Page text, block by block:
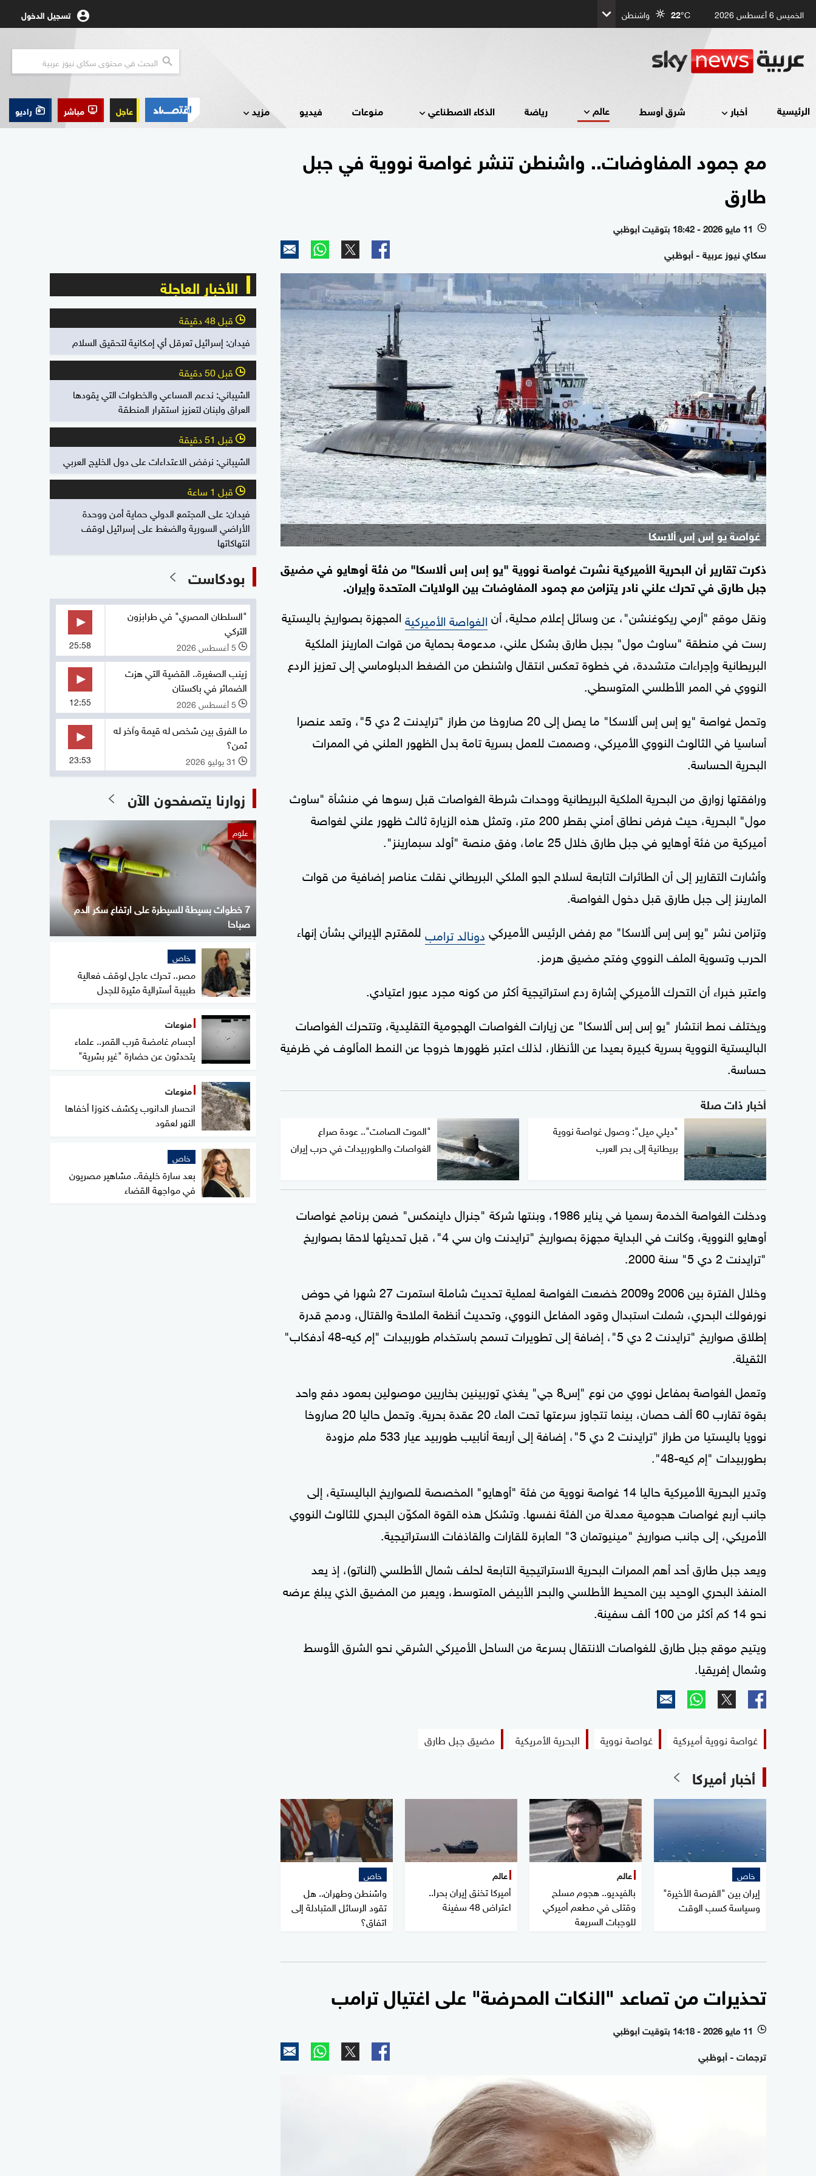
الخميس 6 أغسطس 2026 22°C واشنطن تسجيل الدخول
الرئيسية أخبار شرق أوسط عالم رياضة الذكاء الاصطناعي منوعات فيديو مزيد عاجل مباشر راديو
مع جمود المفاوضات.. واشنطن تنشر غواصة نووية في جبل
طارق
l 11 مايو 2026 - 18:42 بتوقيت أبوظبي
سكاي نيوز عربية - أبوظبي
غواصة يو إس إس ألاسكا
ذكرت تقارير أن البحرية الأميركية نشرت غواصة نووية "يو إس إس ألاسكا" من فئة أوهايو في مضيق
جبل طارق في تحرك علني نادر يتزامن مع جمود المفاوضات بين الولايات المتحدة وإيران.
ونقل موقع "أرمي ريكوغنشن"، عن وسائل إعلام محلية، أن الغواصة الأميركية المجهزة بصواريخ باليستية
رست في منطقة "ساوث مول" بجبل طارق بشكل علني، مدعومة بحماية من قوات المارينز الملكية
البريطانية وإجراءات متشددة، في خطوة تعكس انتقال واشنطن من الضغط الدبلوماسي إلى تعزيز الردع
النووي في الممر الأطلسي المتوسطي.
وتحمل غواصة "يو إس إس ألاسكا" ما يصل إلى 20 صاروخا من طراز "ترايدنت 2 دي 5"، وتعد عنصرا
أساسيا في الثالوث النووي الأميركي، وصممت للعمل بسرية تامة بدل الظهور العلني في الممرات
البحرية الحساسة.
ورافقتها زوارق من البحرية الملكية البريطانية ووحدات شرطة الغواصات قبل رسوها في منشأة "ساوث
مول" البحرية، حيث فرض نطاق أمني بقطر 200 متر، وتمثل هذه الزيارة ثالث ظهور علني لغواصة
أميركية من فئة أوهايو في جبل طارق خلال 25 عاما، وفق منصة "أولد سبمارينز".
وأشارت التقارير إلى أن الطائرات التابعة لسلاح الجو الملكي البريطاني نقلت عناصر إضافية من قوات
المارينز إلى جبل طارق قبل دخول الغواصة.
وتزامن نشر "يو إس إس ألاسكا" مع رفض الرئيس الأميركي دونالد ترامب للمقترح الإيراني بشأن إنهاء
الحرب وتسوية الملف النووي وفتح مضيق هرمز.
واعتبر خبراء أن التحرك الأميركي إشارة ردع استراتيجية أكثر من كونه مجرد عبور اعتيادي.
ويختلف نمط انتشار "يو إس إس ألاسكا" عن زيارات الغواصات الهجومية التقليدية، وتتحرك الغواصات
الباليستية النووية بسرية كبيرة بعيدا عن الأنظار، لذلك اعتبر ظهورها خروجا عن النمط المألوف في ظرفية
حساسة.
أخبار ذات صلة
"ديلي ميل": وصول غواصة نووية
بريطانية إلى بحر العرب
"الموت الصامت".. عودة صراع
الغواصات والطوربيدات في حرب إيران
ودخلت الغواصة الخدمة رسميا في يناير 1986، وبنتها شركة "جنرال داينمكس" ضمن برنامج غواصات
أوهايو النووية، وكانت في البداية مجهزة بصواريخ "ترايدنت وان سي 4"، قبل تحديثها لاحقا بصواريخ
"ترايدنت 2 دي 5" سنة 2000.
وخلال الفترة بين 2006 و2009 خضعت الغواصة لعملية تحديث شاملة استمرت 27 شهرا في حوض
نورفولك البحري، شملت استبدال وقود المفاعل النووي، وتحديث أنظمة الملاحة والقتال، ودمج قدرة
إطلاق صواريخ "ترايدنت 2 دي 5"، إضافة إلى تطويرات تسمح باستخدام طوربيدات "إم كيه-48 أدفكاب"
الثقيلة.
وتعمل الغواصة بمفاعل نووي من نوع "إس8 جي" يغذي توربينين بخاريين موصولين بعمود دفع واحد
بقوة تقارب 60 ألف حصان، بينما تتجاوز سرعتها تحت الماء 20 عقدة بحرية. وتحمل حاليا 20 صاروخا
نوويا باليستيا من طراز "ترايدنت 2 دي 5"، إضافة إلى أربعة أنابيب طوربيد عيار 533 ملم مزودة
بطوربيدات "إم كيه-48".
وتدير البحرية الأميركية حاليا 14 غواصة نووية من فئة "أوهايو" المخصصة للصواريخ الباليستية، إلى
جانب أربع غواصات هجومية معدلة من الفئة نفسها. وتشكل هذه القوة المكوّن البحري للثالوث النووي
الأمريكي، إلى جانب صواريخ "مينيوتمان 3" العابرة للقارات والقاذفات الاستراتيجية.
ويعد جبل طارق أحد أهم الممرات البحرية الاستراتيجية التابعة لحلف شمال الأطلسي (الناتو)، إذ يعد
المنفذ البحري الوحيد بين المحيط الأطلسي والبحر الأبيض المتوسط، ويعبر من المضيق الذي يبلغ عرضه
نحو 14 كم أكثر من 100 ألف سفينة.
ويتيح موقع جبل طارق للغواصات الانتقال بسرعة من الساحل الأميركي الشرقي نحو الشرق الأوسط
وشمال إفريقيا.
غواصة نووية أميركية غواصة نووية البحرية الأمريكية مضيق جبل طارق
أخبار أميركا
خاص
إيران بين "الفرصة الأخيرة"
وسياسة كسب الوقت
عالم
بالفيديو.. هجوم مسلح
وقتلى في مطعم أميركي
للوجبات السريعة
عالم
أميركا تخنق إيران بحرا..
اعتراض 48 سفينة
خاص
واشنطن وطهران.. هل
تقود الرسائل المتبادلة إلى
اتفاق؟
تحذيرات من تصاعد "النكات المحرضة" على اغتيال ترامب
l 11 مايو 2026 - 14:18 بتوقيت أبوظبي
ترجمات - أبوظبي
الأخبار العاجلة
l قبل 48 دقيقة
فيدان: إسرائيل تعرقل أي إمكانية لتحقيق السلام
l قبل 50 دقيقة
الشيباني: ندعم المساعي والخطوات التي يقودها
العراق ولبنان لتعزيز استقرار المنطقة
l قبل 51 دقيقة
الشيباني: نرفض الاعتداءات على دول الخليج العربي
l قبل 1 ساعة
فيدان: على المجتمع الدولي حماية أمن ووحدة
الأراضي السورية والضغط على إسرائيل لوقف
انتهاكاتها
بودكاست
"السلطان المصري" في طرابزون
التركي
l 5 أغسطس 2026 25:58
زينب الصغيرة.. القضية التي هزت
الضمائر في باكستان
l 5 أغسطس 2026 12:55
ما الفرق بين شخص له قيمة وآخر له
ثمن؟
l 31 يوليو 2026 23:53
زوارنا يتصفحون الآن
علوم
7 خطوات بسيطة للسيطرة على ارتفاع سكر الدم
صباحا
خاص
مصر.. تحرك عاجل لوقف فعالية
طبيبة أسترالية مثيرة للجدل
منوعات
أجسام غامضة قرب القمر.. علماء
يتحدثون عن حضارة "غير بشرية"
منوعات
انحسار الدانوب يكشف كنوزا أخفاها
النهر لعقود
خاص
بعد سارة خليفة.. مشاهير مصريون
في مواجهة القضاء